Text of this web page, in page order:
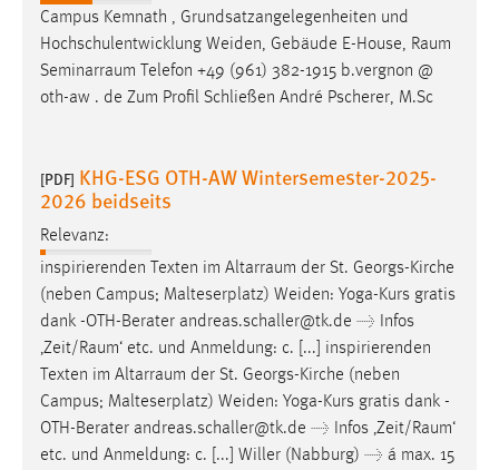
Campus Kemnath , Grundsatzangelegenheiten und
Hochschulentwicklung Weiden, Gebäude E-House, Raum
Seminarraum Telefon +49 (961) 382-1915 b.vergnon @
oth-aw . de Zum Profil Schließen André Pscherer, M.Sc
[PDF] KHG-ESG OTH-AW Wintersemester-2025-
2026 beidseits
Relevanz:
inspirierenden Texten im Altarraum der St. Georgs-Kirche
(neben Campus; Malteserplatz) Weiden: Yoga-Kurs gratis
dank -OTH-Berater andreas.schaller@tk.de → Infos
‚Zeit/Raum‘ etc. und Anmeldung: c. [...] inspirierenden
Texten im Altarraum der St. Georgs-Kirche (neben
Campus; Malteserplatz) Weiden: Yoga-Kurs gratis dank -
OTH-Berater andreas.schaller@tk.de → Infos ‚Zeit/Raum‘
etc. und Anmeldung: c. [...] Willer (Nabburg) → á max. 15